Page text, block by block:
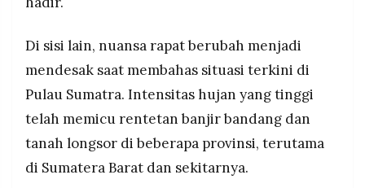
Di sisi lain, nuansa rapat berubah menjadi
mendesak saat membahas situasi terkini di
Pulau Sumatra. Intensitas hujan yang tinggi
telah memicu rentetan banjir bandang dan
tanah longsor di beberapa provinsi, terutama
di Sumatera Barat dan sekitarnya.